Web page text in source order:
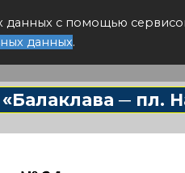
данных с помощью
данных.
─ пл.